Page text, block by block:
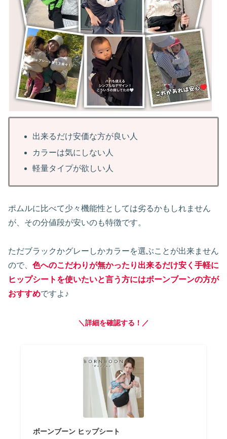
出来るだけ安価な方が良い人
カラーは気にしない人
軽量タイプが欲しい人
ポムルに比べて少々機能性としては劣るかもしれません
が、その分値段が安いのも特徴です。
ただブラックかグレーしかカラーを選ぶことが出来ません
ので、 色へのこだわりが無かったり出来るだけ安く手軽に
ヒップシートを使いたいと言う方にはボーンブーンの方が
おすすめですよ♪
＼詳細を確認する！／
ボーンブーン ヒップシート